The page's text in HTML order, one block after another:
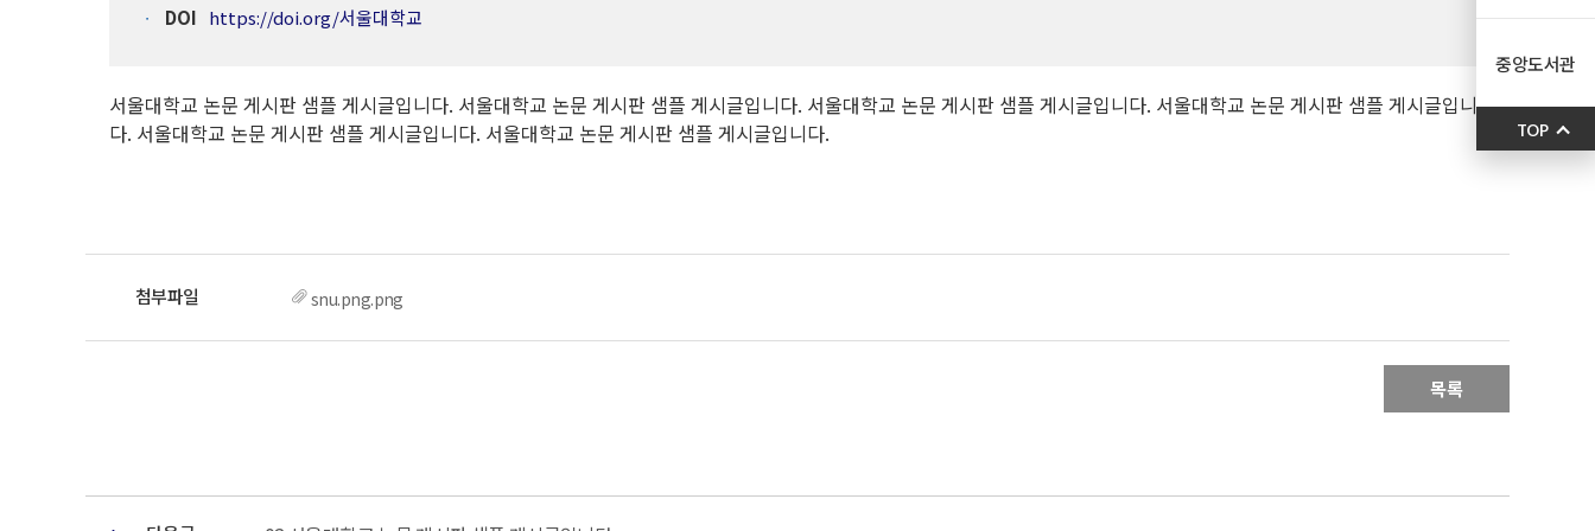
DOI https://doi.org/서울대학교
서울대학교 논문 게시판 샘플 게시글입니다. 서울대학교 논문 게시판 샘플 게시글입니다. 서울대학교 논문 게시판 샘플 게시글입니다. 서울대학교 논문 게시판 샘플 게시글입니
다. 서울대학교 논문 게시판 샘플 게시글입니다. 서울대학교 논문 게시판 샘플 게시글입니다.
snu.png.png
목록
중앙도서관
TOP